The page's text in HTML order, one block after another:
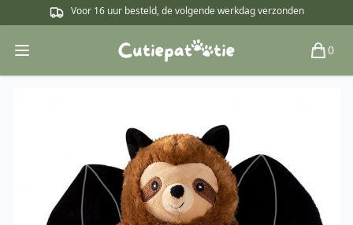
Voor 16 uur besteld, de volgende werkdag verzonden
Open main menu 0